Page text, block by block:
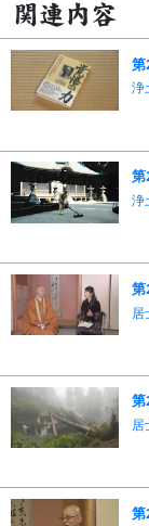
関連内容
第
浄
第
浄
第
第
第